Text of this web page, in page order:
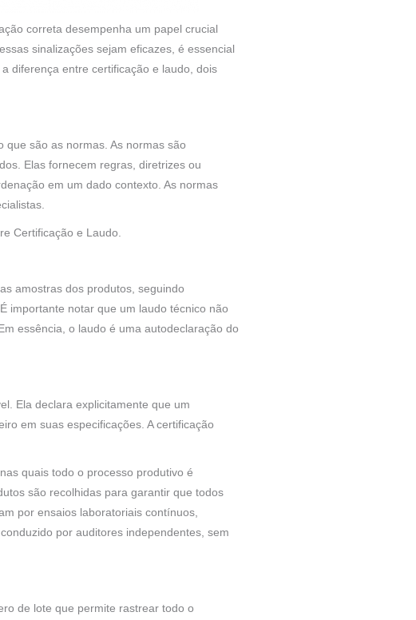
correta desempenha um papel crucial
sinalizações sejam eficazes, é essencial
diferença entre certificação e laudo, dois
são as normas. As normas são
Elas fornecem regras, diretrizes ou
em um dado contexto. As normas
Certificação e Laudo.
amostras dos produtos, seguindo
importante notar que um laudo técnico não
essência, o laudo é uma autodeclaração do
Ela declara explicitamente que um
em suas especificações. A certificação
quais todo o processo produtivo é
são recolhidas para garantir que todos
por ensaios laboratoriais contínuos,
por auditores independentes, sem
de lote que permite rastrear todo o